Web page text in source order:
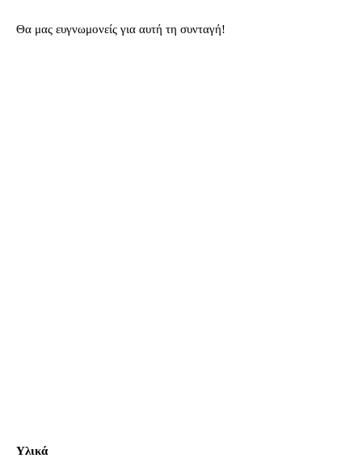
Θα μας ευγνωμονείς για αυτή τη συνταγή!
Υλικά